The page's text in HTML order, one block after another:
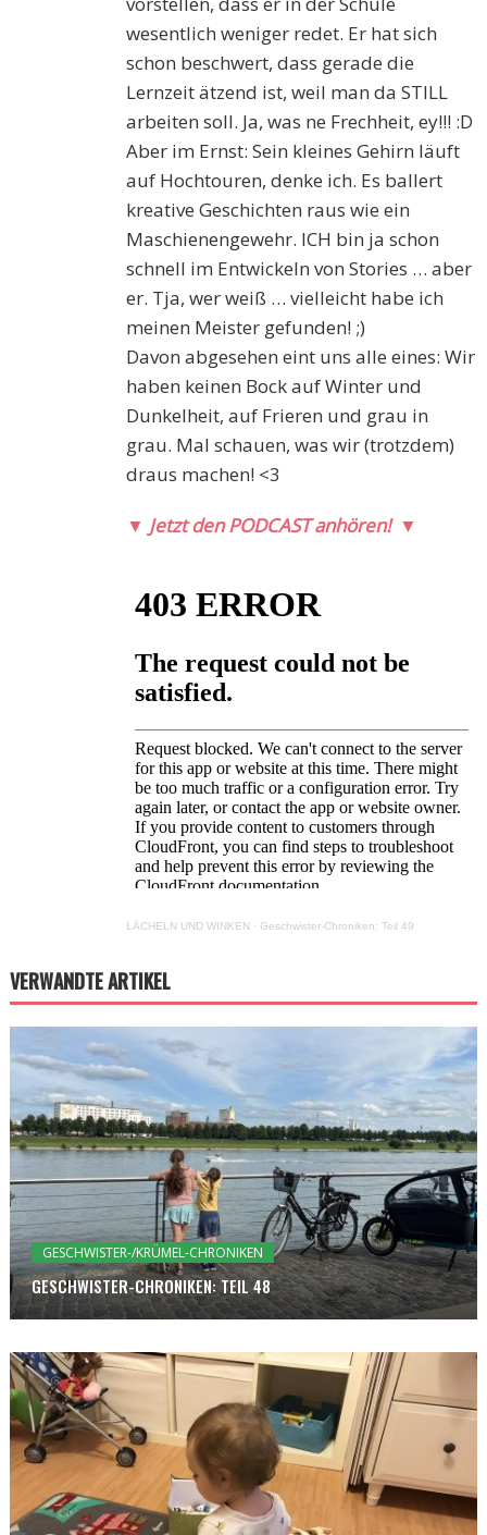
wesentlich weniger redet. Er hat sich
schon beschwert, dass gerade die
Lernzeit ätzend ist, weil man da STILL
arbeiten soll. Ja, was ne Frechheit, ey!!! :D
Aber im Ernst: Sein kleines Gehirn läuft
auf Hochtouren, denke ich. Es ballert
kreative Geschichten raus wie ein
Maschienengewehr. ICH bin ja schon
schnell im Entwickeln von Stories … aber
er. Tja, wer weiß … vielleicht habe ich
meinen Meister gefunden! ;)
Davon abgesehen eint uns alle eines: Wir
haben keinen Bock auf Winter und
Dunkelheit, auf Frieren und grau in
grau. Mal schauen, was wir (trotzdem)
draus machen! <3
▼ Jetzt den PODCAST anhören! ▼
LÄCHELN UND WINKEN ·Geschwister-Chroniken: Teil 49
VERWANDTE ARTIKEL
GESCHWISTER-/KRÜMEL-CHRONIKEN
GESCHWISTER-CHRONIKEN: TEIL 48